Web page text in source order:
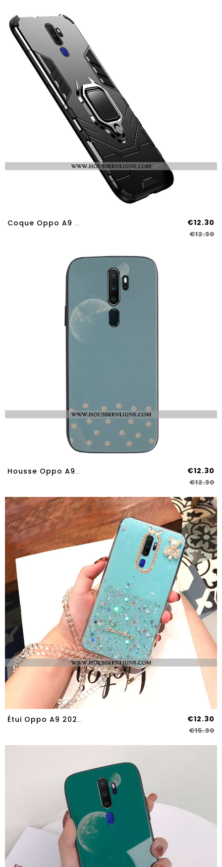
Coque Oppo A9 2020 Protection Support Épaissir Noir Étui Incassable €12.30
€12.30
Housse Oppo A9 2020 Verre Tendance Coque Téléphone Portable Bleu Support Protection €12.30
€12.30
Étui Oppo A9 2020 Personnalité Fluide Doux Téléphone Portable Incassable Europe Vert Coque Verte €12.30
€15.30